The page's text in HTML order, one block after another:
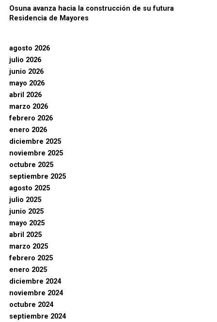
Osuna avanza hacia la construcción de su futura
Residencia de Mayores
agosto 2026
julio 2026
junio 2026
mayo 2026
abril 2026
marzo 2026
febrero 2026
enero 2026
diciembre 2025
noviembre 2025
octubre 2025
septiembre 2025
agosto 2025
julio 2025
junio 2025
mayo 2025
abril 2025
marzo 2025
febrero 2025
enero 2025
diciembre 2024
noviembre 2024
octubre 2024
septiembre 2024